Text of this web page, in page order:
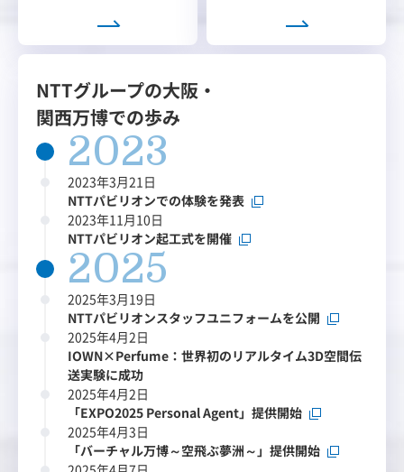
NTTグループの大阪・
関西万博での歩み
2023
2023年3月21日
NTTパビリオンでの体験を発表
2023年11月10日
NTTパビリオン起工式を開催
2025
2025年3月19日
NTTパビリオンスタッフユニフォームを公開
2025年4月2日
IOWN×Perfume：世界初のリアルタイム3D空間伝
送実験に成功
2025年4月2日
「EXPO2025 Personal Agent」提供開始
2025年4月3日
「バーチャル万博～空飛ぶ夢洲～」提供開始